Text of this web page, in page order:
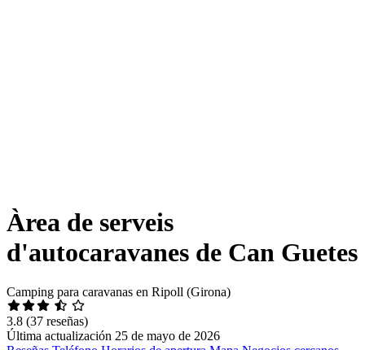
Àrea de serveis
d'autocaravanes de Can Guetes
Camping para caravanas en Ripoll (Girona)
3.8 (37 reseñas)
Última actualización 25 de mayo de 2026